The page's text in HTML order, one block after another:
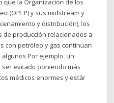
la Organización de los
(OPEP) y sus midstream y
y distribución), los
de producción relacionados a
con petróleo y gas continúan
Por ejemplo, un
evitado poniendo más
médicos enormes y estár